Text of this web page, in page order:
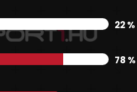
22 %
78 %